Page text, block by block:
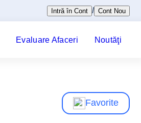
Intră în Cont / Cont Nou
Evaluare Afaceri Noutăţi
Favorite